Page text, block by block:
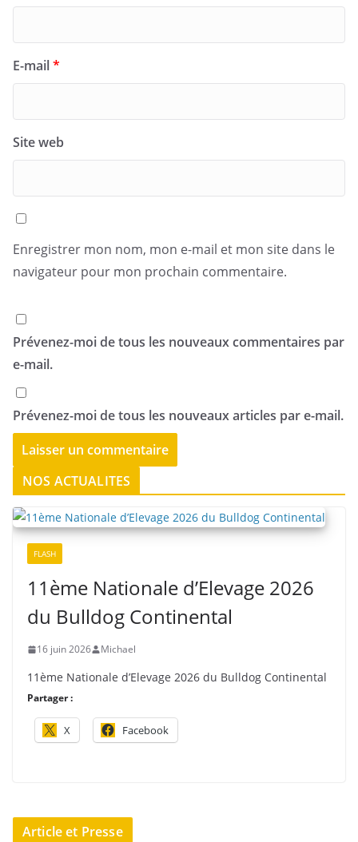
E-mail*
Site web
Enregistrer mon nom, mon e-mail et mon site dans le
navigateur pour mon prochain commentaire.
Prévenez-moi de tous les nouveaux commentaires par
e-mail.
Prévenez-moi de tous les nouveaux articles par e-mail.
NOS ACTUALITES
FLASH
11ème Nationale d’Elevage 2026
du Bulldog Continental
16 juin 2026 Michael
11ème Nationale d’Elevage 2026 du Bulldog Continental
Partager :
X Facebook
Article et Presse